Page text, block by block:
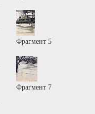
Фрагмент 5
Фрагмент 7